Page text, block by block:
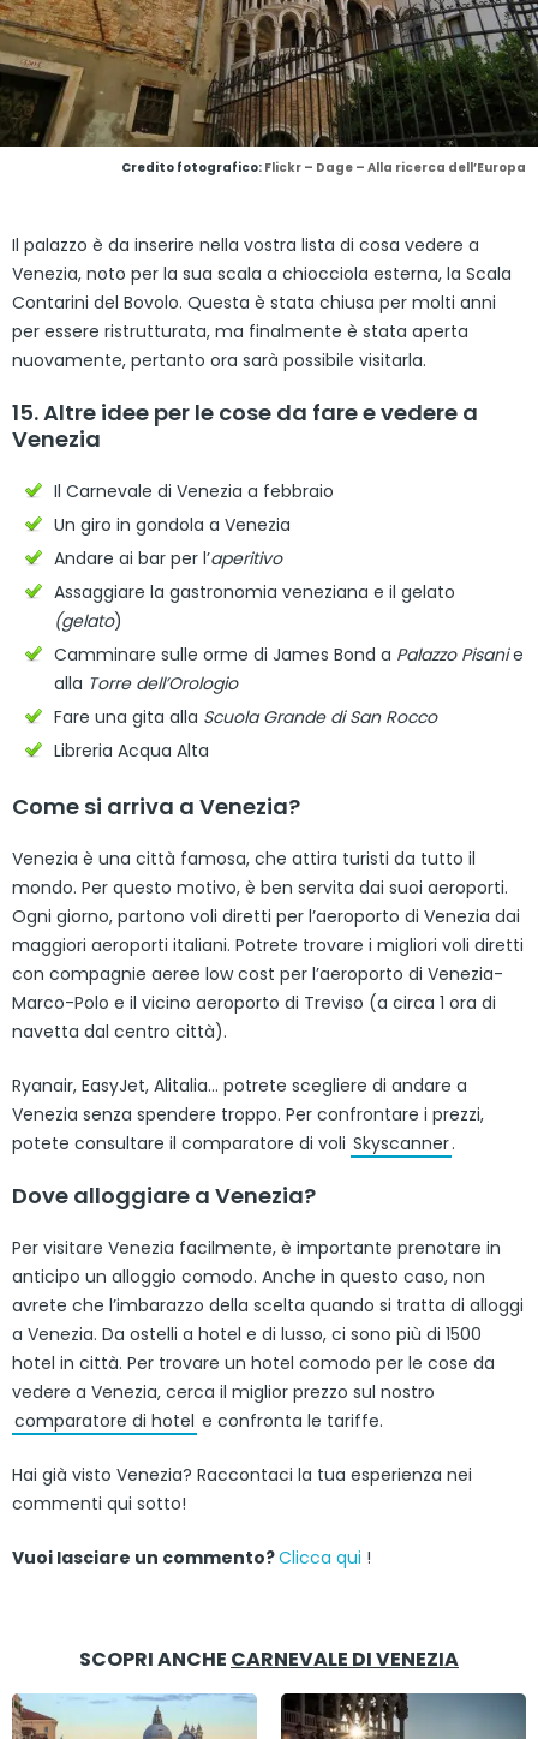
Credito fotografico: Flickr – Dage – Alla ricerca dell’Europa
Il palazzo è da inserire nella vostra lista di cosa vedere a
Venezia, noto per la sua scala a chiocciola esterna, la Scala
Contarini del Bovolo. Questa è stata chiusa per molti anni
per essere ristrutturata, ma finalmente è stata aperta
nuovamente, pertanto ora sarà possibile visitarla.
15. Altre idee per le cose da fare e vedere a
Venezia
Il Carnevale di Venezia a febbraio
Un giro in gondola a Venezia
Andare ai bar per l’aperitivo
Assaggiare la gastronomia veneziana e il gelato
(gelato)
Camminare sulle orme di James Bond a Palazzo Pisanie
alla Torre dell’Orologio
Fare una gita alla Scuola Grande di San Rocco
Libreria Acqua Alta
Come si arriva a Venezia?
Venezia è una città famosa, che attira turisti da tutto il
mondo. Per questo motivo, è ben servita dai suoi aeroporti.
Ogni giorno, partono voli diretti per l’aeroporto di Venezia dai
maggiori aeroporti italiani. Potrete trovare i migliori voli diretti
con compagnie aeree low cost per l’aeroporto di Venezia-
Marco-Polo e il vicino aeroporto di Treviso (a circa 1 ora di
navetta dal centro città).
Ryanair, EasyJet, Alitalia… potrete scegliere di andare a
Venezia senza spendere troppo. Per confrontare i prezzi,
potete consultare il comparatore di voli Skyscanner.
Dove alloggiare a Venezia?
Per visitare Venezia facilmente, è importante prenotare in
anticipo un alloggio comodo. Anche in questo caso, non
avrete che l’imbarazzo della scelta quando si tratta di alloggi
a Venezia. Da ostelli a hotel e di lusso, ci sono più di 1500
hotel in città. Per trovare un hotel comodo per le cose da
vedere a Venezia, cerca il miglior prezzo sul nostro
comparatore di hotel e confronta le tariffe.
Hai già visto Venezia? Raccontaci la tua esperienza nei
commenti qui sotto!
Vuoi lasciare un commento?Clicca qui !
SCOPRI ANCHE CARNEVALE DI VENEZIA